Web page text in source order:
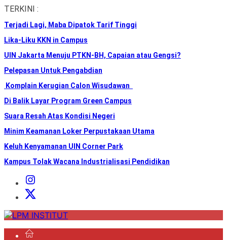
Skip
the
content
TERKINI :
Terjadi Lagi, Maba Dipatok Tarif Tinggi
Lika-Liku KKN in Campus
UIN Jakarta Menuju PTKN-BH, Capaian atau Gengsi?
Pelepasan Untuk Pengabdian
Komplain Kerugian Calon Wisudawan
Di Balik Layar Program Green Campus
Suara Resah Atas Kondisi Negeri
Minim Keamanan Loker Perpustakaan Utama
Keluh Kenyamanan UIN Corner Park
Kampus Tolak Wacana Industrialisasi Pendidikan
Instagram
Institut
X
LPM